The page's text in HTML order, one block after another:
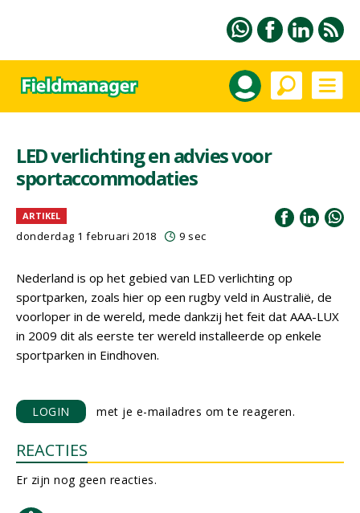
LED verlichting en advies voor
sportaccommodaties
ARTIKEL
donderdag 1 februari 2018 9 sec
Nederland is op het gebied van LED verlichting op
sportparken, zoals hier op een rugby veld in Australië, de
voorloper in de wereld, mede dankzij het feit dat AAA-LUX
in 2009 dit als eerste ter wereld installeerde op enkele
sportparken in Eindhoven.
LOGIN met je e-mailadres om te reageren.
REACTIES
Er zijn nog geen reacties.